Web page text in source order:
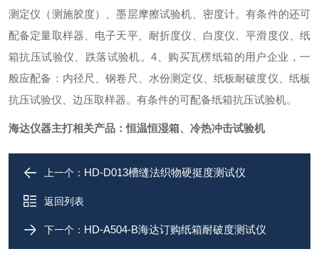
测定仪（测施胶度）、墨层摩擦试验机、密度计。有条件的还可
配备定量取样器、电子天平、耐折度仪、白度仪、平滑度仪、纸
箱抗压试验仪、跌落试验机。4、购买瓦楞纸箱的用户企业，一
般应配备：内径尺、钢卷尺、水份测定仪、纸板耐破度仪、纸板
抗压试验仪、边压取样器。有条件的可配备纸箱抗压试验机。
海达仪器主打相关产品：恒温恒湿箱、冷热冲击试验机
上一个： HD-D013槽缝法织物硬挺度测试仪
返回列表
下一个： HD-A504-B海达订购纸箱耐破度测试仪